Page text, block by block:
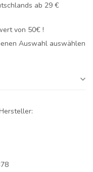
ab 29 €
von 50€ !
Auswahl auswählen